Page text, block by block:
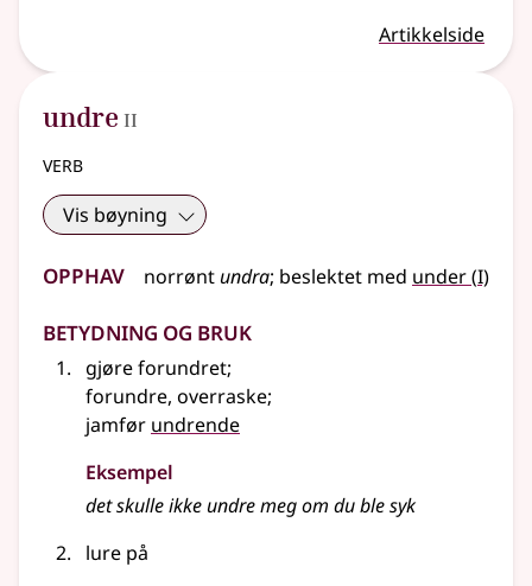
Artikkelside
undre 2
II
verb
Vis bøyning
Opphav norrønt undra; beslektet med under(1
I)
Betydning og bruk
gjøre forundret;
forundre, overraske;
jamfør undrende
Eksempel
det skulle ikke undremeg om du ble syk
lure på